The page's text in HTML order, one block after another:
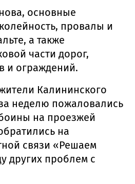
основные
провалы и
а также
части дорог,
и ограждений.
Калининского
неделю пожаловались
на проезжей
на
связи «Решаем
других проблем с